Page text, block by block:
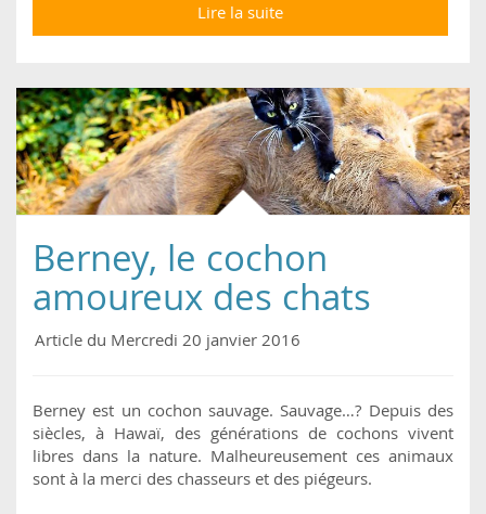
Lire la suite
touchante d'un chaton
Berney, le cochon
amoureux des chats
Article du Mercredi 20 janvier 2016
Berney est un cochon sauvage. Sauvage…? Depuis des
siècles, à Hawaï, des générations de cochons vivent
libres dans la nature. Malheureusement ces animaux
sont à la merci des chasseurs et des piégeurs.